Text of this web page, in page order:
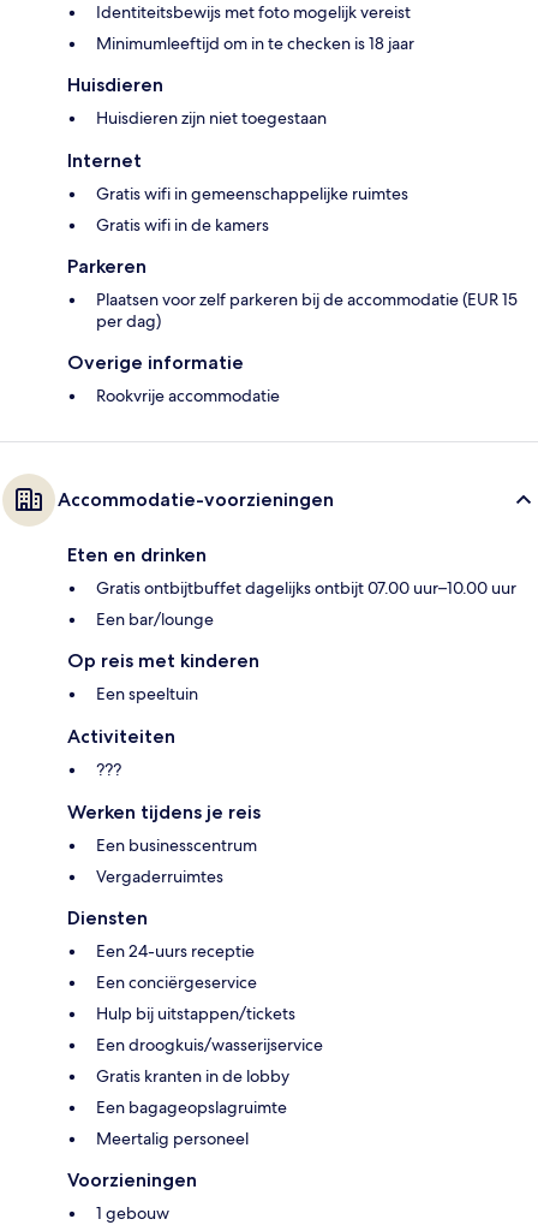
Identiteitsbewijs met foto mogelijk vereist
Minimumleeftijd om in te checken is 18 jaar
Huisdieren
Huisdieren zijn niet toegestaan
Internet
Gratis wifi in gemeenschappelijke ruimtes
Gratis wifi in de kamers
Parkeren
Plaatsen voor zelf parkeren bij de accommodatie (EUR 15
per dag)
Overige informatie
Rookvrije accommodatie
Accommodatie-voorzieningen
Eten en drinken
Gratis ontbijtbuffet dagelijks ontbijt 07.00 uur–10.00 uur
Een bar/lounge
Op reis met kinderen
Een speeltuin
Activiteiten
???
Werken tijdens je reis
Een businesscentrum
Vergaderruimtes
Diensten
Een 24-uurs receptie
Een conciërgeservice
Hulp bij uitstappen/tickets
Een droogkuis/wasserijservice
Gratis kranten in de lobby
Een bagageopslagruimte
Meertalig personeel
Voorzieningen
1 gebouw